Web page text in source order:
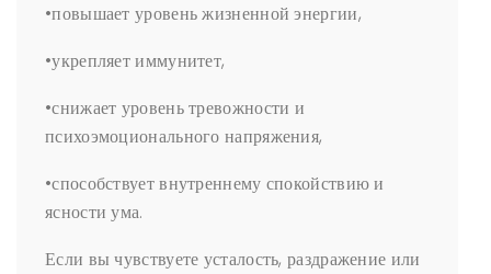
•повышает уровень жизненной энергии,
•укрепляет иммунитет,
•снижает уровень тревожности и
психоэмоционального напряжения,
•способствует внутреннему спокойствию и
ясности ума.
Если вы чувствуете усталость, раздражение или